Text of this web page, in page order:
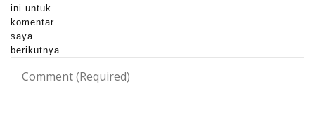
ini untuk
komentar
saya
berikutnya.